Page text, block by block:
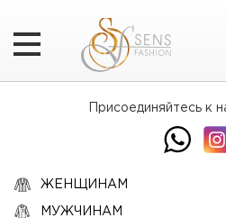
Присоединяйтесь к
ЖЕНЩИНАМ
МУЖЧИНАМ